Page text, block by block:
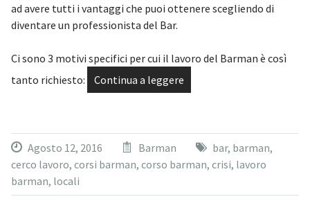
ad avere tutti i vantaggi che puoi ottenere scegliendo di
diventare un professionista del Bar.
Ci sono 3 motivi specifici per cui il lavoro del Barman è così
tanto richiesto:
Continua a leggere
Agosto 12, 2016 Barman bar, barman,
cerco lavoro, corsi barman, corso barman, crisi, lavoro
barman, locali